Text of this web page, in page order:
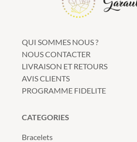
QUI SOMMES NOUS ?
NOUS CONTACTER
LIVRAISON ET RETOURS
AVIS CLIENTS
PROGRAMME FIDELITE
CATEGORIES
Bracelets